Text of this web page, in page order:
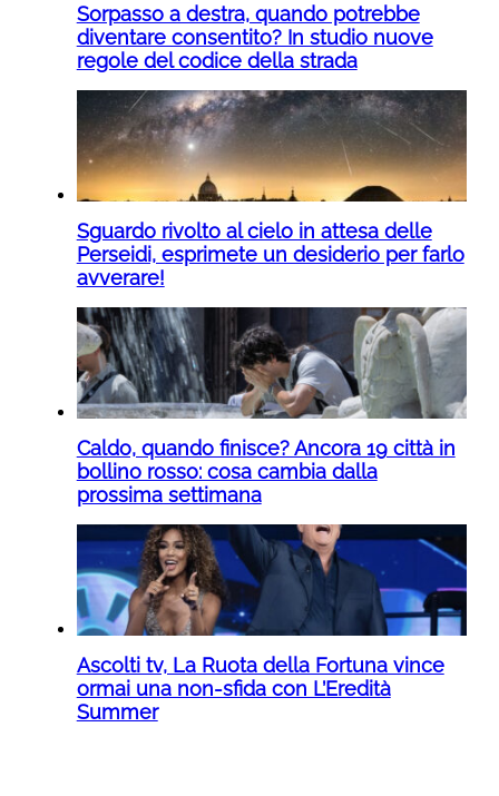
Sorpasso a destra, quando potrebbe
diventare consentito? In studio nuove
regole del codice della strada
Sguardo rivolto al cielo in attesa delle
Perseidi, esprimete un desiderio per farlo
avverare!
Caldo, quando finisce? Ancora 19 città in
bollino rosso: cosa cambia dalla
prossima settimana
Ascolti tv, La Ruota della Fortuna vince
ormai una non-sfida con L’Eredità
Summer